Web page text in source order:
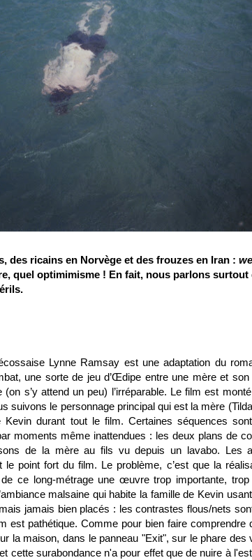
des ricains en Norvège et des frouzes en Iran :
quel optimimisme ! En fait, nous parlons surtout
Lynne Ramsay est une adaptation du
une sorte de jeu d’Œdipe entre une mère et
s’y attend un peu) l’irréparable. Le film est
suivons le personnage principal qui est la mère
durant tout le film. Certaines séquences
moments même inattendues : les deux plans de
de la mère au fils vu depuis un lavabo. Les
point fort du film. Le problème, c’est que la
ce long-métrage une œuvre trop importante,
malsaine qui habite la famille de Kevin
jamais bien placés : les contrastes flous/nets
est pathétique. Comme pour bien faire comprendre
la maison, dans le panneau "Exit", sur le phare des
cette surabondance n'a pour effet que de nuire à